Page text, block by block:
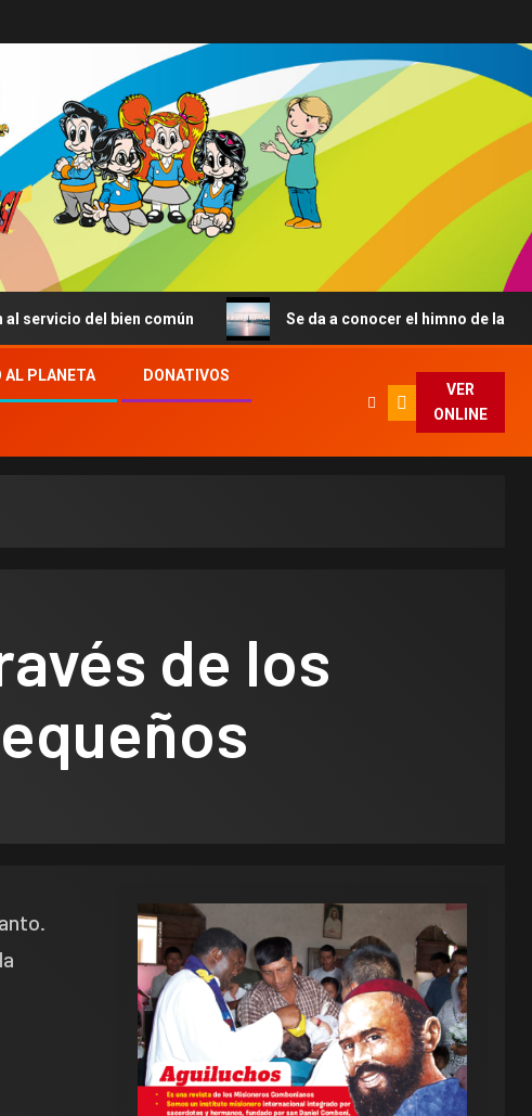
del bien común Se da a conocer el himno de la JMJ de
AL PLANETA DONATIVOS
VER
ONLINE
de los